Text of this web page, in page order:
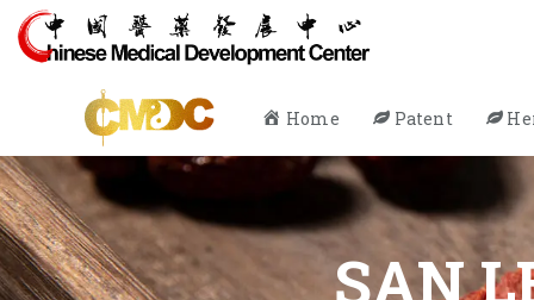
Home Patent
SAN